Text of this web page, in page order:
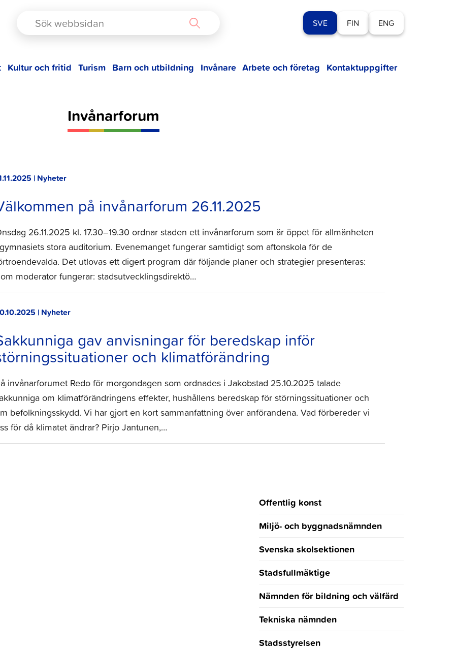
SVE FIN ENG
Kultur och fritid Turism Barn och utbildning Invånare Arbete och företag Kontaktuppgifter
Invånarforum
| Nyheter
på invånarforum 26.11.2025
26.11.2025 kl. 17.30–19.30 ordnar staden ett invånarforum som är öppet för allmänheten
stora auditorium. Evenemanget fungerar samtidigt som aftonskola för de
Det utlovas ett digert program där följande planer och strategier presenteras:
moderator fungerar: stadsutvecklingsdirektö…
| Nyheter
gav anvisningar för beredskap inför
och klimatförändring
invånarforumet Redo för morgondagen som ordnades i Jakobstad 25.10.2025 talade
om klimatförändringens effekter, hushållens beredskap för störningssituationer och
befolkningsskydd. Vi har gjort en kort sammanfattning över anförandena. Vad förbereder vi
för då klimatet ändrar? Pirjo Jantunen,…
Offentlig konst
Miljö- och byggnadsnämnden
Svenska skolsektionen
Stadsfullmäktige
Nämnden för bildning och välfärd
Tekniska nämnden
Stadsstyrelsen